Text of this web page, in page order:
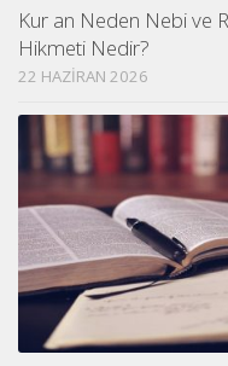
Kur an Neden Nebi ve
Hikmeti Nedir?
22 HAZIRAN 2026